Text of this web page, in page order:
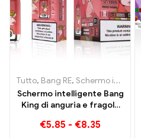
Tutto, Bang RE, Schermo intelligente Bang King 15000 Soffio
Schermo intelligente Bang
King di anguria e fragola
piacere rilassante della
€5.85 - €8.35